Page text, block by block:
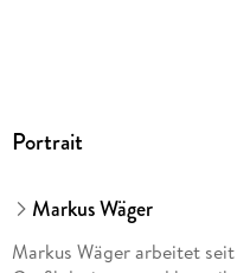
Format einzelner Seiten
Portrait
Markus Wäger
Markus Wäger arbeitet